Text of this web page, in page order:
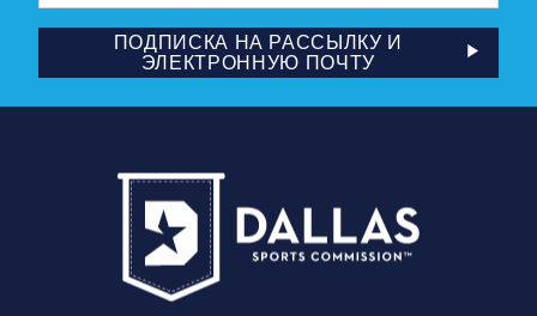
почты
ПОДПИСКА НА РАССЫЛКУ И
ЭЛЕКТРОННУЮ ПОЧТУ